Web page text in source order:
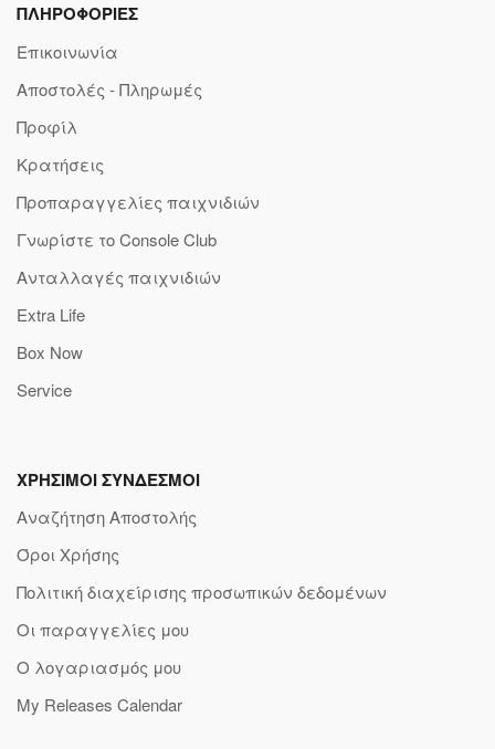
ΠΛΗΡΟΦΟΡΙΕΣ
Επικοινωνία
Αποστολές - Πληρωμές
Προφίλ
Κρατήσεις
Προπαραγγελίες παιχνιδιών
Γνωρίστε το Console Club
Ανταλλαγές παιχνιδιών
Extra Life
Box Now
Service
ΧΡΗΣΙΜΟΙ ΣΥΝΔΕΣΜΟΙ
Αναζήτηση Αποστολής
Όροι Χρήσης
Πολιτική διαχείρισης προσωπικών δεδομένων
Οι παραγγελίες μου
Ο λογαριασμός μου
My Releases Calendar